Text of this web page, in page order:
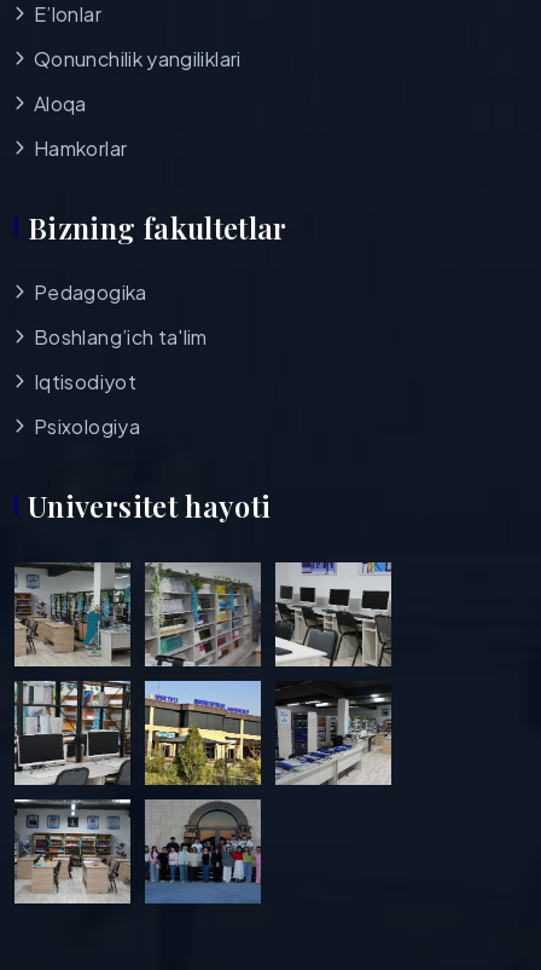
E’lonlar
Qonunchilik yangiliklari
Aloqa
Hamkorlar
Bizning fakultetlar
Pedagogika
Boshlang’ich ta'lim
Iqtisodiyot
Psixologiya
Universitet hayoti